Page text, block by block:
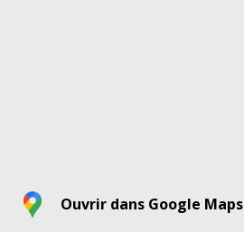
Ouvrir dans Google Maps